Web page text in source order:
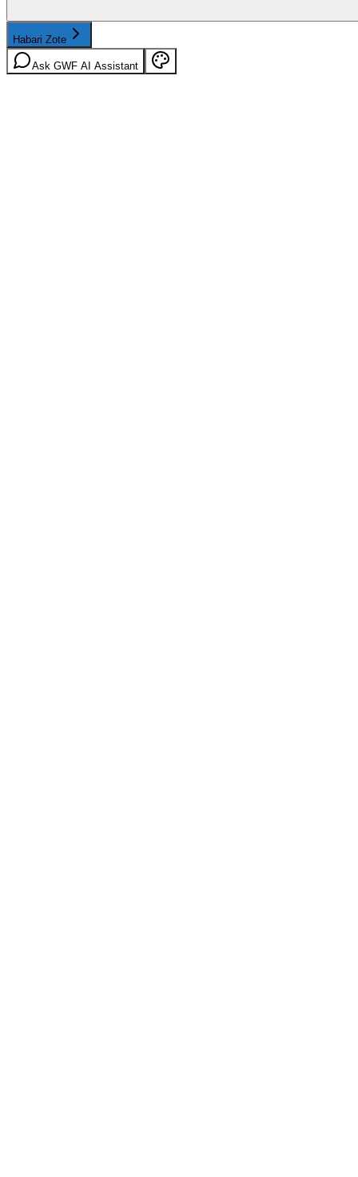
Habari Zote
Ask GWF AI Assistant